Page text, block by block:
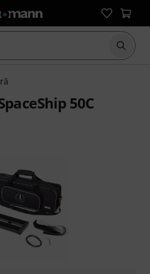
50C
din 1418 evaluări ale clienților